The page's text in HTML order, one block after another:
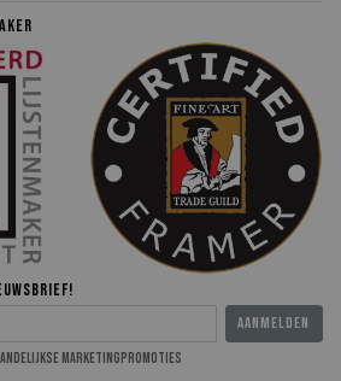
AANMELDEN
marketingpromoties